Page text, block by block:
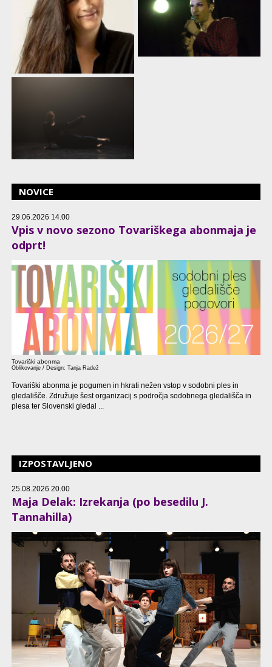
NOVICE
29.06.2026 14.00
Vpis v novo sezono Tovariškega abonmaja je
odprt!
Tovariški abonma
Oblikovanje / Design: Tanja Radež
Tovariški abonma je pogumen in hkrati nežen vstop v sodobni ples in
gledališče. Združuje šest organizacij s področja sodobnega gledališča in
plesa ter Slovenski gledal ...
IZPOSTAVLJENO
25.08.2026 20.00
Maja Delak: Izrekanja (po besedilu J.
Tannahilla)